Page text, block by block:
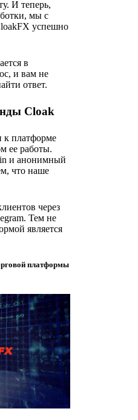
И теперь,
мы с
успешно
в
и вам не
ответ.
Cloak
к платформе
ее работы.
и анонимный
что наше
через
Тем не
является
платформы